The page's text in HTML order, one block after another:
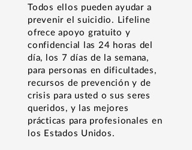
Todos ellos pueden ayudar a
prevenir el suicidio. Lifeline
ofrece apoyo gratuito y
confidencial las 24 horas del
día, los 7 días de la semana,
para personas en dificultades,
recursos de prevención y de
crisis para usted o sus seres
queridos, y las mejores
prácticas para profesionales en
los Estados Unidos.